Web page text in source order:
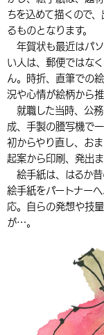
ちを込めて描くので
るものとなります。
年賀状も最近はパソ
い人は、郵便ではな
ん。時折、直筆での
況や心情が絵柄から推
就職した当時、公
成、手製の謄写機で
初からやり直し、お
起案から印刷、発出
絵手紙は、はるか昔
絵手紙をパートナー
応。自らの発想や技
が…。